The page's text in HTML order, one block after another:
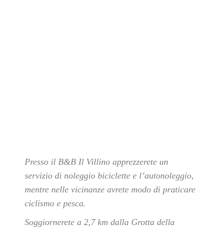
Presso il B&B Il Villino apprezzerete un
servizio di noleggio biciclette e l’autonoleggio,
mentre nelle vicinanze avrete modo di praticare
ciclismo e pesca.
Soggiornerete a 2,7 km dalla Grotta della